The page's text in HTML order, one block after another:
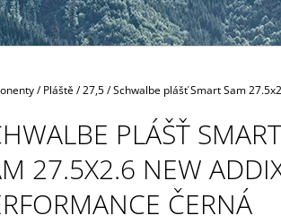
/ Pláště/27,5/Schwalbe plášť Smart Sam
PLÁŠŤ SMART
27.5X2.6 NEW
ČERNÁ
Kč